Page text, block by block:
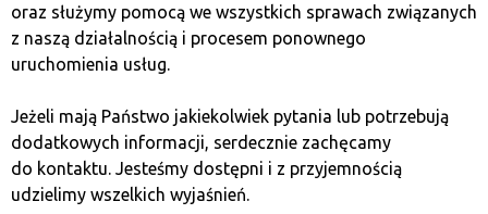
4. Floki Inu (FLOKI)
Floki Inu, nazwany na cześć psa Elona Muska, zyskał
popularność dzięki wsparciu społeczności i aktywnym
kampaniom marketingowym. Projekt promuje się jako
memecoin z realnym potencjałem, wprowadzając różne
oraz służymy pomocą we wszystkich sprawach związanych
z naszą działalnością i procesem ponownego
uruchomienia usług.
Jeżeli mają Państwo jakiekolwiek pytania lub potrzebują
dodatkowych informacji, serdecznie zachęcamy
do kontaktu. Jesteśmy dostępni i z przyjemnością
udzielimy wszelkich wyjaśnień.